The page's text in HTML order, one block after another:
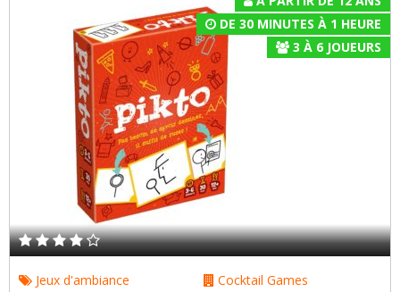
DE 30 MINUTES À 1 HEURE
3 À 6JOUEURS
Jeux d'ambiance Cocktail Games